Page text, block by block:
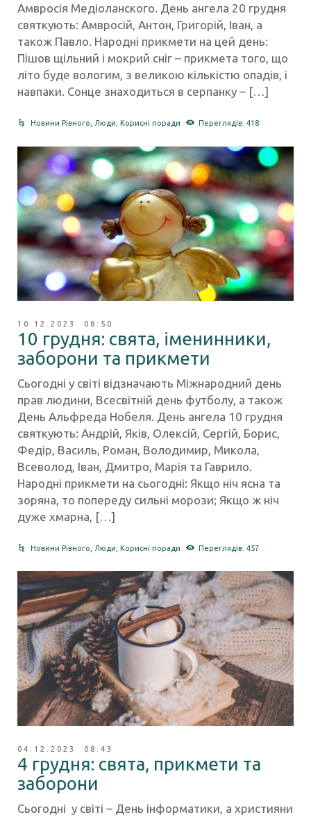
Амвросія Медіоланского. День ангела 20 грудня
святкують: Амвросій, Антон, Григорій, Іван, а
також Павло​.​ Народні прикмети на цей день:
Пішов щільний і мокрий сніг – прикмета того, що
літо буде вологим, з великою кількістю опадів, і
навпаки. Сонце знаходиться в серпанку – […]
Новини Рівного Люди ,Корисні поради Переглядів: 418
10.12.2023 08:50
10 грудня: свята, іменинники,
заборони та прикмети
Сьогодні у світі відзначають Міжнародний день
прав людини, Всесвітній день футболу, а також
День Альфреда Нобеля. День ангела 10 грудня
святкують: Андрій, Яків, Олексій, Сергій, Борис,
Федір, Василь, Роман, Володимир, Микола,
Всеволод, Іван, Дмитро, Марія та Гаврило.​
Народні прикмети на сьогодні: Якщо ніч ясна та
зоряна, то попереду сильні морози; Якщо ж ніч
дуже хмарна, […]
Новини Рівного Люди ,Корисні поради Переглядів: 457
04.12.2023 08:43
4 грудня: свята, прикмети та
заборони
Сьогодні у світі – День інформатики, а християни